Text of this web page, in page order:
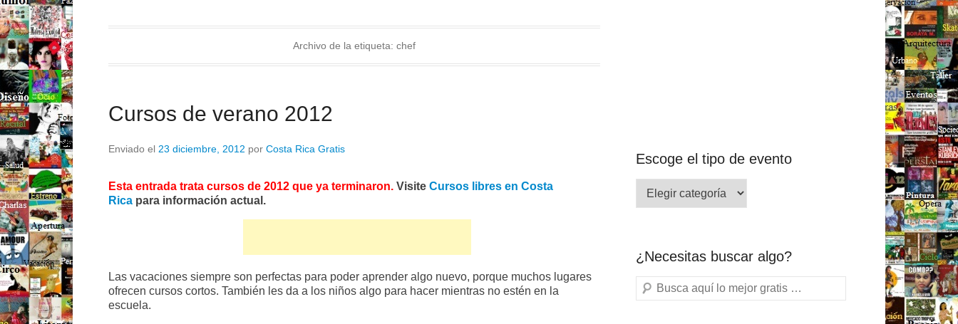
Archivo de la etiqueta: chef
Cursos de verano 2012
Enviado el 23 diciembre, 2012 por Costa Rica Gratis
Esta entrada trata cursos de 2012 que ya terminaron. Visite Cursos libres en Costa
Rica para información actual.
Las vacaciones siempre son perfectas para poder aprender algo nuevo, porque muchos lugares
ofrecen cursos cortos. También les da a los niños algo para hacer mientras no estén en la
escuela.
Escoge el tipo de evento
¿Necesitas buscar algo?
Buscar